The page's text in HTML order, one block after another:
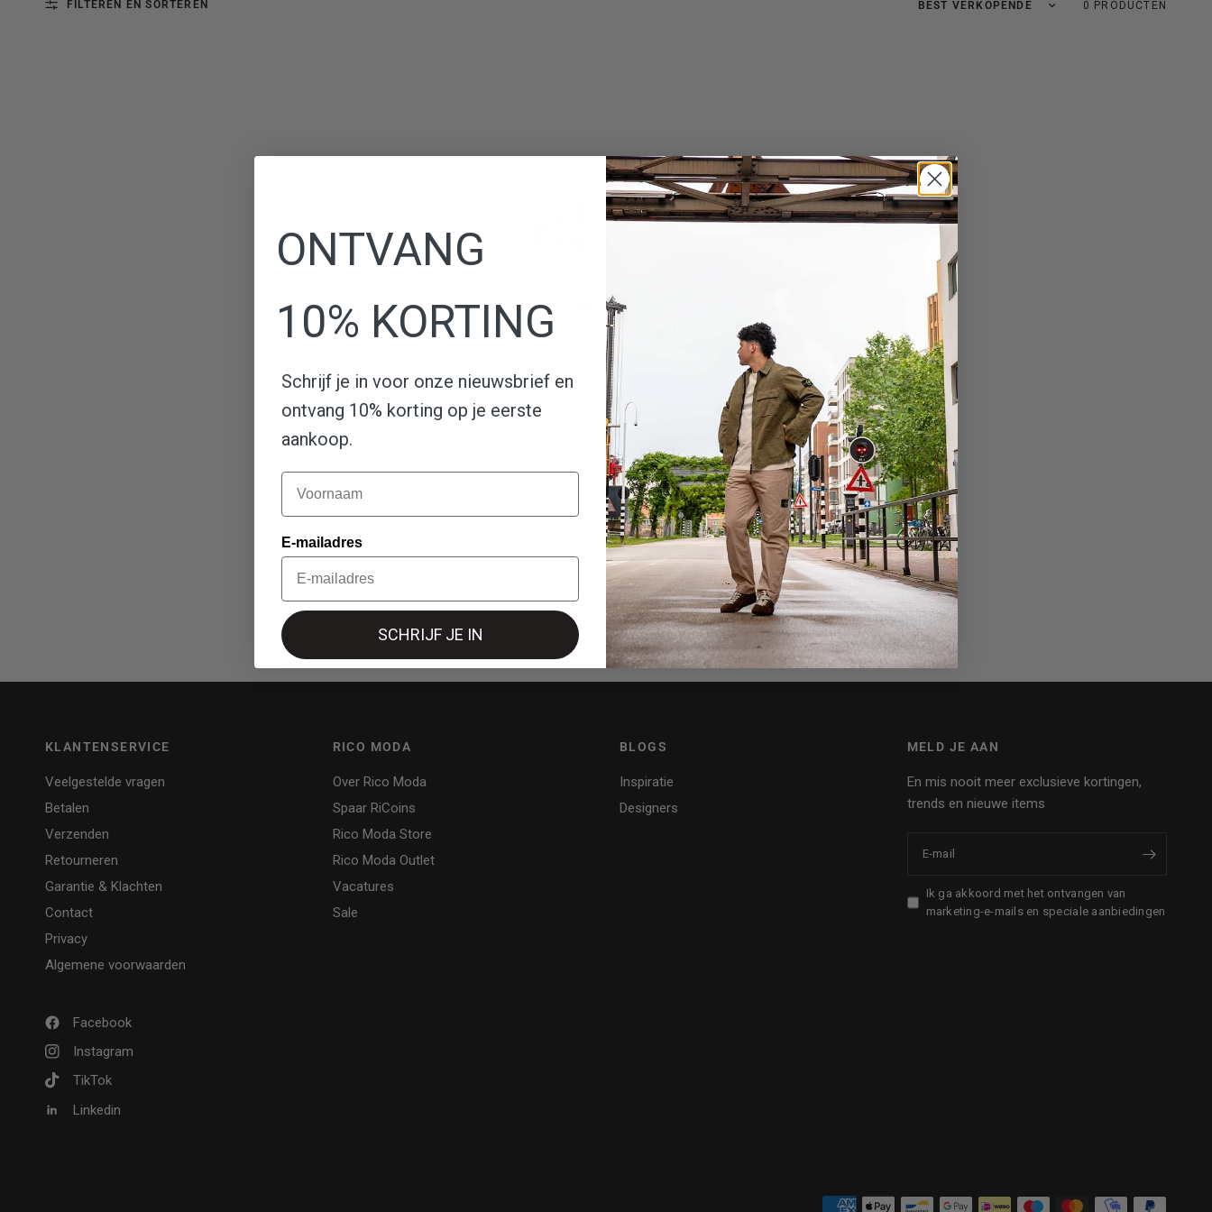
FILTEREN EN SORTEREN Sorteer op: 0 PRODUCTEN
Geen producten gevonden
KLANTENSERVICE
Veelgestelde vragen
Betalen
Verzenden
Retourneren
Garantie & Klachten
Contact
Privacy
Algemene voorwaarden
RICO MODA
Over Rico Moda
Spaar RiCoins
Rico Moda Store
Rico Moda Outlet
Vacatures
Sale
BLOGS
Inspiratie
Designers
MELD JE AAN
En mis nooit meer exclusieve kortingen,
trends en nieuwe items
E‑mail
Ik ga akkoord met het ontvangen van
marketing-e-mails en speciale aanbiedingen
Facebook
Instagram
TikTok
Linkedin
ONTVANG
10% KORTING
Schrijf je in voor onze nieuwsbrief en
ontvang 10% korting op je eerste
aankoop.
Naam
E-mailadres
SCHRIJF JE IN